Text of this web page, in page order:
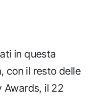
in questa
con il resto delle
Awards, il 22